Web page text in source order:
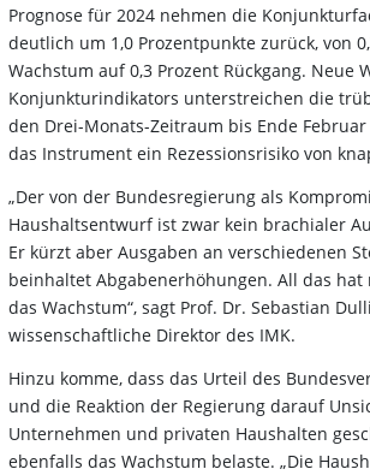
Prognose für 2024 nehmen die
deutlich um 1,0 Prozentpunkte zurück, von
Wachstum auf 0,3 Prozent Rückgang. Neue
Konjunkturindikators unterstreichen die
den Drei-Monats-Zeitraum bis Ende
das Instrument ein Rezessionsrisiko von
„Der von der Bundesregierung als
Haushaltsentwurf ist zwar kein brachialer
Er kürzt aber Ausgaben an verschiedenen
beinhaltet Abgabenerhöhungen. All das hat
das Wachstum“, sagt Prof. Dr. Sebastian
wissenschaftliche Direktor des IMK.
Hinzu komme, dass das Urteil des
und die Reaktion der Regierung darauf
Unternehmen und privaten Haushalten
ebenfalls das Wachstum belaste. „Die